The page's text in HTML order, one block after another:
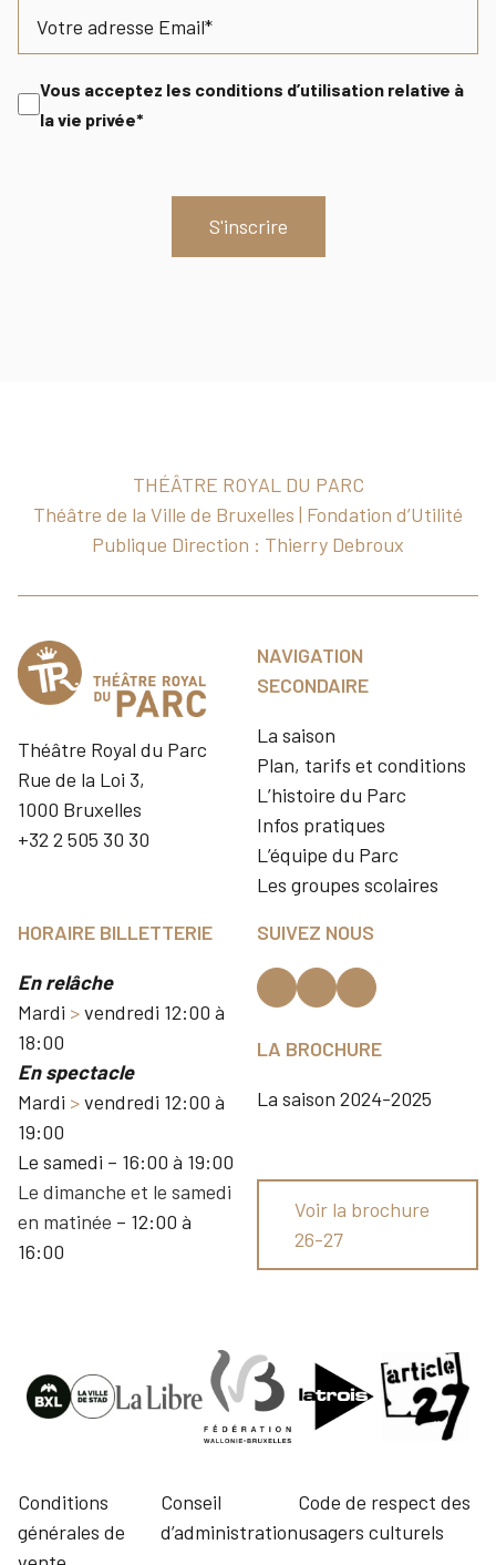
Consent
Vous acceptez les conditions d’utilisation relative à
la vie privée*
THÉÂTRE ROYAL DU PARC
Théâtre de la Ville de Bruxelles | Fondation d’Utilité
Publique Direction : Thierry Debroux
Théâtre Royal du Parc
Rue de la Loi 3,
1000 Bruxelles
+32 2 505 30 30
NAVIGATION
SECONDAIRE
La saison
Plan, tarifs et conditions
L’histoire du Parc
Infos pratiques
L’équipe du Parc
Les groupes scolaires
HORAIRE BILLETTERIE
En relâche
Mardi >vendredi 12:00 à
18:00
En spectacle
Mardi >vendredi 12:00 à
19:00
Le samedi – 16:00 à 19:00
Le dimanche et le samedi
en matinée – 12:00 à
16:00
SUIVEZ NOUS
LA BROCHURE
La saison 2024-2025
Voir la brochure
26-27
Conditions
générales de
Conseil
d’administration
Code de respect des
usagers culturels